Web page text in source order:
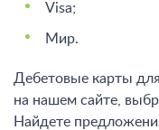
Visa;
Мир.
Дебетовые карты
на нашем сайте,
Найдете